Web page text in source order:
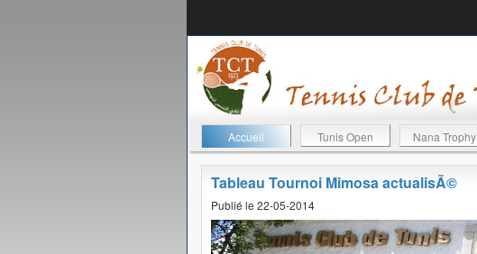
Accueil Tunis Open Nana Trophy
Tableau Tournoi Mimosa actualisÃ©
Publié le 22-05-2014